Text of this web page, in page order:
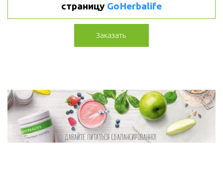
страницу GoHerbalife
Заказать